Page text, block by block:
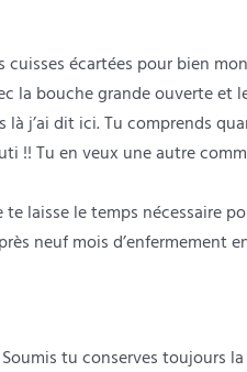
écartées pour bien
la bouche grande ouverte et
j’ai dit ici. Tu comprends
!! Tu en veux une autre
laisse le temps nécessaire
neuf mois d’enfermement
tu conserves toujours